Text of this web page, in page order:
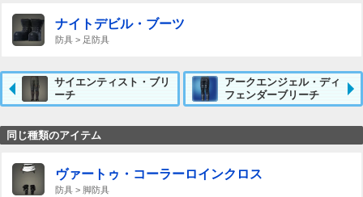
ナイトデビル・ブーツ
防具 > 足防具
サイエンティスト・ブリ
ーチ
アークエンジェル・ディ
フェンダーブリーチ
同じ種類のアイテム
ヴァートゥ・コーラーロインクロス
防具 > 脚防具